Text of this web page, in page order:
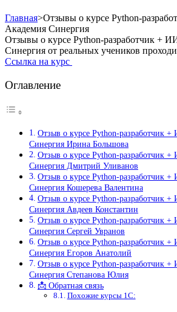
Главная>Отзывы о курсе Python-
Академия Синергия
Отзывы о курсе Python-разработчик +
Синергия от реальных учеников
Ссылка на курс
Оглавление
Отзыв о курсе Python-разработчик
Синергия Ирина Большова
Отзыв о курсе Python-разработчик
Синергия Дмитрий Уливанов
Отзыв о курсе Python-разработчик
Синергия Кошерева Валентина
Отзыв о курсе Python-разработчик
Синергия Авдеев Константин
Отзыв о курсе Python-разработчик
Синергия Сергей Увранов
Отзыв о курсе Python-разработчик
Синергия Егоров Анатолий
Отзыв о курсе Python-разработчик
Синергия Степанова Юлия
📩 Обратная связь
Похожие курсы 1С: